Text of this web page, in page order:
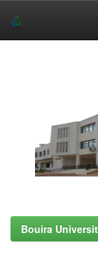
Bouira